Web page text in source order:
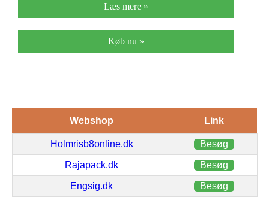
Læs mere »
Køb nu »
Webshop Link
Holmrisb8online.dk Besøg
Rajapack.dk Besøg
Engsig.dk Besøg